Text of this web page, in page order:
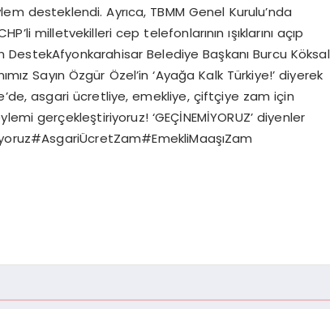
desteklendi. Ayrıca, TBMM Genel Kurulu’nda
milletvekilleri cep telefonlarının ışıklarını açıp
Belediye Başkanı Burcu Köksal
Sayın Özgür Özel’in ‘Ayağa Kalk Türkiye!’ diyerek
asgari ücretliye, emekliye, çiftçiye zam için
gerçekleştiriyoruz! ‘GEÇİNEMİYORUZ’ diyenler